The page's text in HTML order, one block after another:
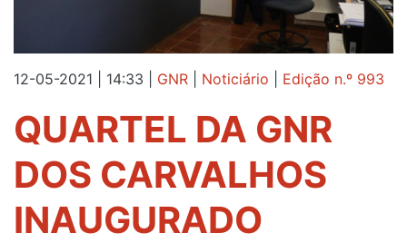
12-05-2021 | 14:33 GNR Noticiário Edição n.º 993
QUARTEL DA GNR
DOS CARVALHOS
INAUGURADO